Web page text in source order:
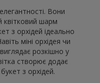
Вони
квітковий шарм
з орхідей ідеально
міні орхідея чи
розкішно у
створює додає
з орхідей.